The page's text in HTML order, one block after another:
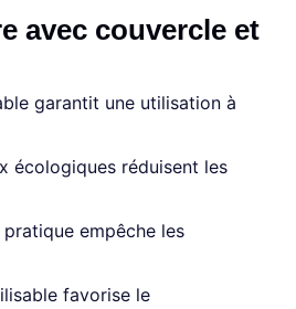
avec couvercle et
garantit une utilisation à
écologiques réduisent les
empêche les
favorise le